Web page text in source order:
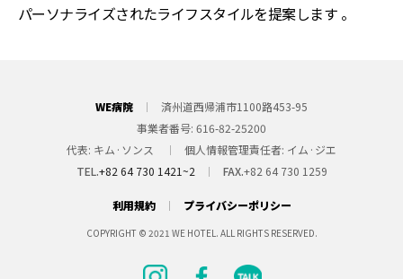
パーソナライズされたライフスタイルを提案します 。
WE病院
済州道西帰浦市1100路453-95
事業者番号 616-82-25200
代表 キム·ソンス 個人情報管理責任者 イム·ジエ
TEL.+82 64 730 1421~2 FAX.+82 64 730 1259
利用規約 プライバシーポリシー
COPYRIGHT © 2021 WE HOTEL. ALL RIGHTS RESERVED.